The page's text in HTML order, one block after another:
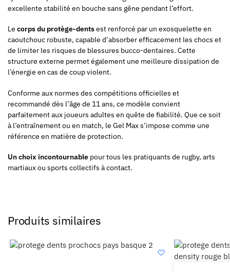
excellente stabilité en bouche sans gêne pendant l’effort.
Le corps du protège-dentsest renforcé par un exosquelette en
caoutchouc robuste, capable d’absorber efficacement les chocs et
de limiter les risques de blessures bucco-dentaires. Cette
structure externe permet également une meilleure dissipation de
l’énergie en cas de coup violent.
Conforme aux normes des compétitions officielles et
recommandé dès l’âge de 11 ans, ce modèle convient
parfaitement aux joueurs adultes en quête de fiabilité. Que ce soit
à l’entraînement ou en match, le Gel Max s’impose comme une
référence en matière de protection.
Un choix incontournable pour tous les pratiquants de rugby, arts
martiaux ou sports collectifs à contact.
Produits similaires